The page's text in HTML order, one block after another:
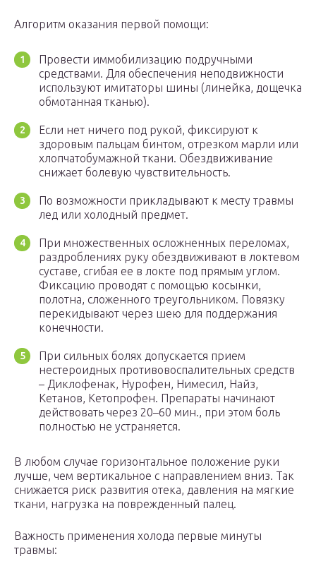
Алгоритм оказания первой помощи:
Провести иммобилизацию подручными
средствами. Для обеспечения неподвижности
используют имитаторы шины (линейка, дощечка
обмотанная тканью).
Если нет ничего под рукой, фиксируют к
здоровым пальцам бинтом, отрезком марли или
хлопчатобумажной ткани. Обездвиживание
снижает болевую чувствительность.
По возможности прикладывают к месту травмы
лед или холодный предмет.
При множественных осложненных переломах,
раздроблениях руку обездвиживают в локтевом
суставе, сгибая ее в локте под прямым углом.
Фиксацию проводят с помощью косынки,
полотна, сложенного треугольником. Повязку
перекидывают через шею для поддержания
конечности.
При сильных болях допускается прием
нестероидных противовоспалительных средств
– Диклофенак, Нурофен, Нимесил, Найз,
Кетанов, Кетопрофен. Препараты начинают
действовать через 20–60 мин., при этом боль
полностью не устраняется.
В любом случае горизонтальное положение руки
лучше, чем вертикальное с направлением вниз. Так
снижается риск развития отека, давления на мягкие
ткани, нагрузка на поврежденный палец.
Важность применения холода первые минуты
травмы: